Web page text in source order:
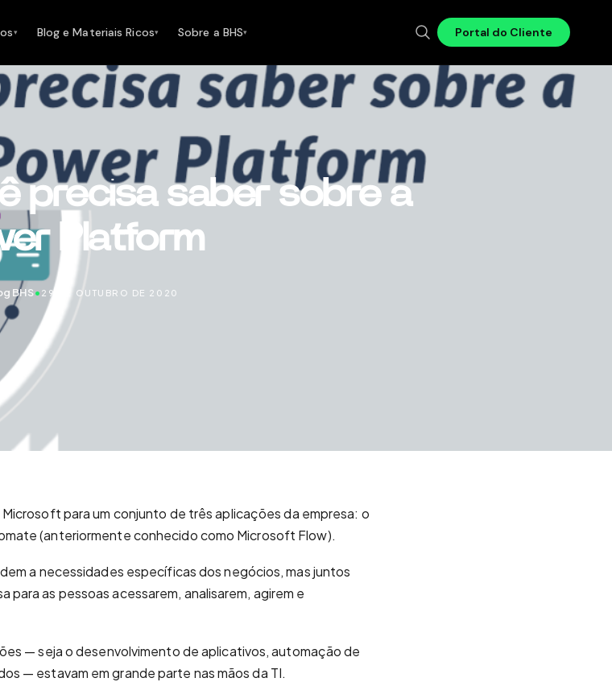
▾ Blog e Materiais Ricos▾ Sobre a BHS▾ Portal do Cliente
precisa saber sobre a
Platform
BHS• 29 DE OUTUBRO DE 2020
para um conjunto de três aplicações da empresa: o
(anteriormente conhecido como Microsoft Flow).
a necessidades específicas dos negócios, mas juntos
as pessoas acessarem, analisarem, agirem e
— seja o desenvolvimento de aplicativos, automação de
— estavam em grande parte nas mãos da TI.